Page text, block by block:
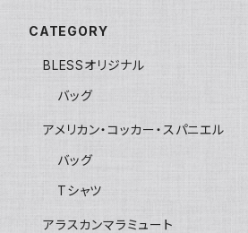
CATEGORY
BLESSオリジナル
バッグ
アメリカン・コッカー・スパニエル
バッグ
Tシャツ
アラスカンマラミュート